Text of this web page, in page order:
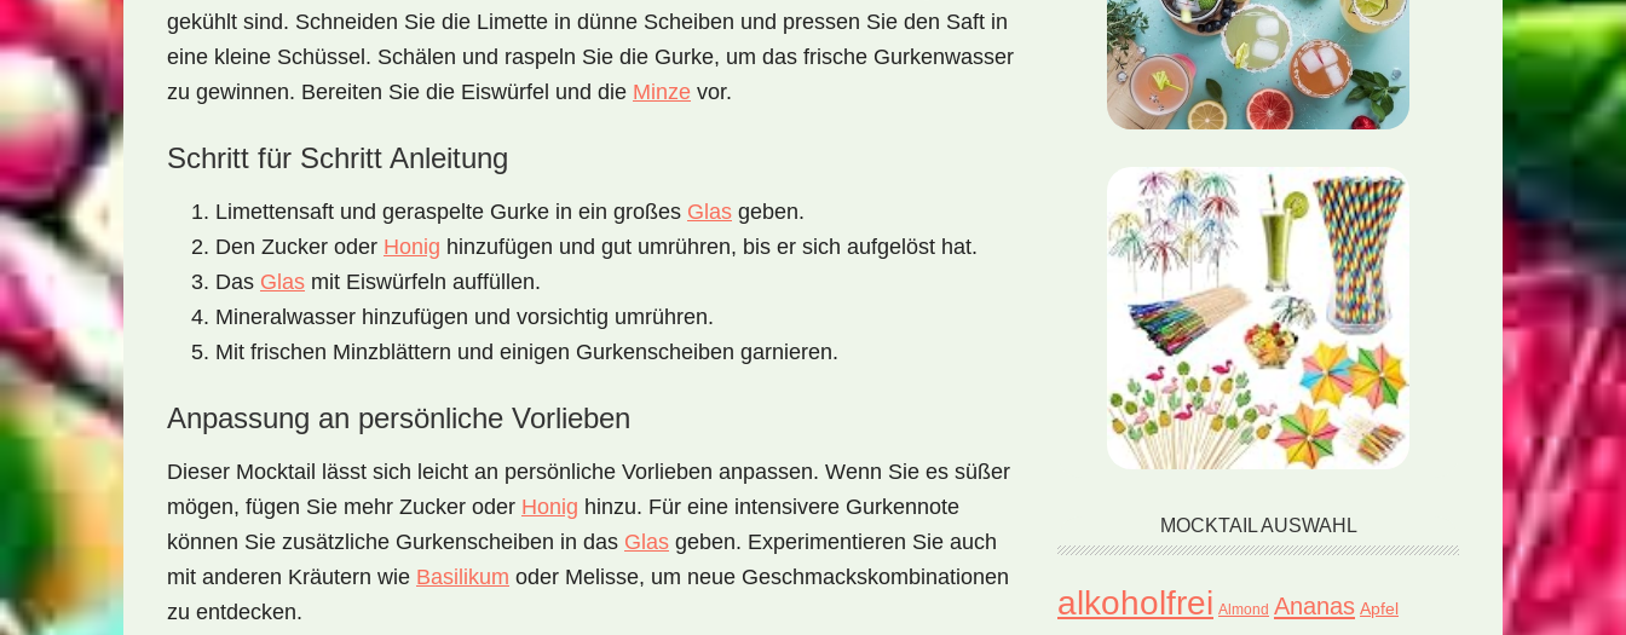
gekühlt sind. Schneiden Sie die Limette in dünne Scheiben und pressen Sie den Saft in
eine kleine Schüssel. Schälen und raspeln Sie die Gurke, um das frische Gurkenwasser
zu gewinnen. Bereiten Sie die Eiswürfel und die Minze vor.
Schritt für Schritt Anleitung
Limettensaft und geraspelte Gurke in ein großes Glas geben.
Den Zucker oder Honig hinzufügen und gut umrühren, bis er sich aufgelöst hat.
Das Glas mit Eiswürfeln auffüllen.
Mineralwasser hinzufügen und vorsichtig umrühren.
Mit frischen Minzblättern und einigen Gurkenscheiben garnieren.
Anpassung an persönliche Vorlieben
Dieser Mocktail lässt sich leicht an persönliche Vorlieben anpassen. Wenn Sie es süßer
mögen, fügen Sie mehr Zucker oder Honig hinzu. Für eine intensivere Gurkennote
können Sie zusätzliche Gurkenscheiben in das Glas geben. Experimentieren Sie auch
mit anderen Kräutern wie Basilikum oder Melisse, um neue Geschmackskombinationen
zu entdecken.
MOCKTAIL AUSWAHL
alkoholfrei Almond Ananas Apfel